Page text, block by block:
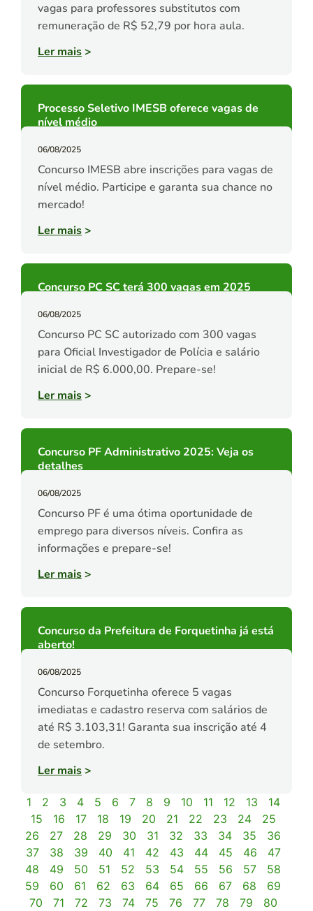
vagas para professores substitutos com
remuneração de R$ 52,79 por hora aula.
Ler mais>
Processo Seletivo IMESB oferece vagas de
nível médio
06/08/2025
Concurso IMESB abre inscrições para vagas de
nível médio. Participe e garanta sua chance no
mercado!
Ler mais>
Concurso PC SC terá 300 vagas em 2025
06/08/2025
Concurso PC SC autorizado com 300 vagas
para Oficial Investigador de Polícia e salário
inicial de R$ 6.000,00. Prepare-se!
Ler mais>
Concurso PF Administrativo 2025: Veja os
detalhes
06/08/2025
Concurso PF é uma ótima oportunidade de
emprego para diversos níveis. Confira as
informações e prepare-se!
Ler mais>
Concurso da Prefeitura de Forquetinha já está
aberto!
06/08/2025
Concurso Forquetinha oferece 5 vagas
imediatas e cadastro reserva com salários de
até R$ 3.103,31! Garanta sua inscrição até 4
de setembro.
Ler mais>
1 2 3 4 5 6 7 8 9 10 11 12 13
14
15
16 17 18 19 20 21 22 23 24
25
26
27 28 29 30 31 32 33 34 35
36
37
38 39 40 41 42 43 44 45 46
47
48
49 50 51 52 53 54 55 56 57
58
59
60 61 62 63 64 65 66 67 68
69
70
71 72 73 74 75 76 77 78 79
80